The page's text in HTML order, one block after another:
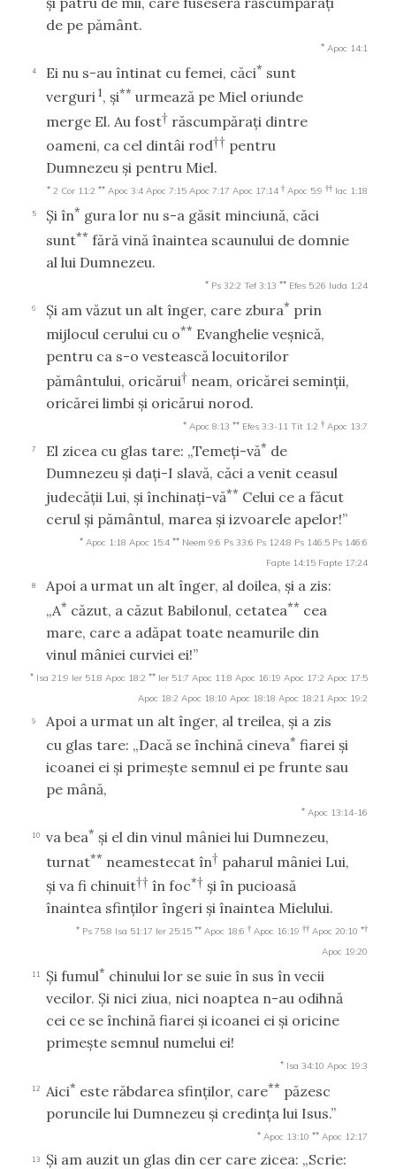
de pe pământ.
* Apoc 14:1
4 Ei nu s-au întinat cu femei, căci* sunt
verguri1, şi** urmează pe Miel oriunde
merge El. Au fost† răscumpăraţi dintre
oameni, ca cel dintâi rod†† pentru
Dumnezeu şi pentru Miel.
* 2 Cor 11:2 ** Apoc 3:4 Apoc 7:15 Apoc 7:17 Apoc 17:14 † Apoc 5:9 †† Iac 1:18
5 Şi în* gura lor nu s-a găsit minciună, căci
sunt** fără vină înaintea scaunului de domnie
al lui Dumnezeu.
* Ps 32:2 Tef 3:13 ** Efes 5:26 Iuda 1:24
6 Şi am văzut un alt înger, care zbura* prin
mijlocul cerului cu o** Evanghelie veşnică,
pentru ca s-o vestească locuitorilor
pământului, oricărui† neam, oricărei seminţii,
oricărei limbi şi oricărui norod.
* Apoc 8:13 ** Efes 3:3-11 Tit 1:2 † Apoc 13:7
7 El zicea cu glas tare: „Temeţi-vă* de
Dumnezeu şi daţi-I slavă, căci a venit ceasul
judecăţii Lui, şi închinaţi-vă** Celui ce a făcut
cerul şi pământul, marea şi izvoarele apelor!”
* Apoc 1:18 Apoc 15:4 ** Neem 9:6 Ps 33:6 Ps 124:8 Ps 146:5 Ps 146:6
Fapte 14:15 Fapte 17:24
8
Apoi a urmat un alt înger, al doilea, şi a zis:
„A* căzut, a căzut Babilonul, cetatea** cea
mare, care a adăpat toate neamurile din
vinul mâniei curviei ei!”
* Isa 21:9 Ier 51:8 Apoc 18:2 ** Ier 51:7 Apoc 11:8 Apoc 16:19 Apoc 17:2 Apoc 17:5
Apoc 18:2 Apoc 18:10 Apoc 18:18 Apoc 18:21 Apoc 19:2
9
Apoi a urmat un alt înger, al treilea, şi a zis
cu glas tare: „Dacă se închină cineva* fiarei şi
icoanei ei şi primeşte semnul ei pe frunte sau
pe mână,
* Apoc 13:14-16
10 va bea* şi el din vinul mâniei lui Dumnezeu,
turnat** neamestecat în† paharul mâniei Lui,
şi va fi chinuit†† în foc*† şi în pucioasă
înaintea sfinţilor îngeri şi înaintea Mielului.
* Ps 75:8 Isa 51:17 Ier 25:15 ** Apoc 18:6 † Apoc 16:19 †† Apoc 20:10 *†
Apoc 19:20
11 Şi fumul* chinului lor se suie în sus în vecii
vecilor. Şi nici ziua, nici noaptea n-au odihnă
cei ce se închină fiarei şi icoanei ei şi oricine
primeşte semnul numelui ei!
* Isa 34:10 Apoc 19:3
12 Aici* este răbdarea sfinţilor, care** păzesc
poruncile lui Dumnezeu şi credinţa lui Isus.”
* Apoc 13:10 ** Apoc 12:17
13
Şi am auzit un glas din cer care zicea: „Scrie: